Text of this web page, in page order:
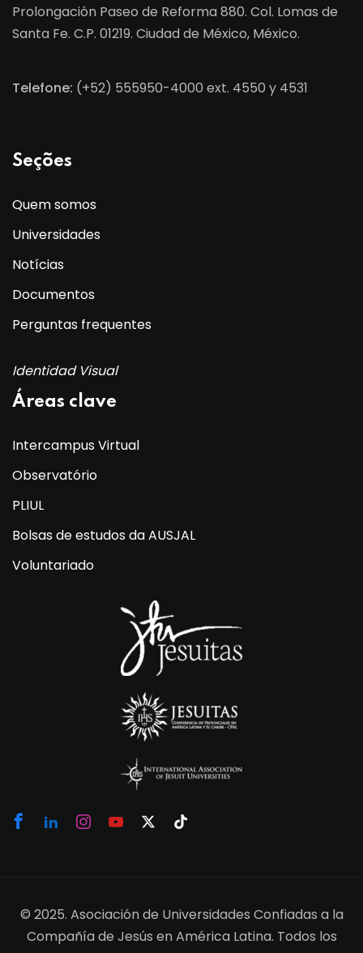
Prolongación Paseo de Reforma 880. Col. Lomas de
Santa Fe. C.P. 01219. Ciudad de México, México.
Telefone: (+52) 555950-4000 ext. 4550 y 4531
Seções
Quem somos
Universidades
Notícias
Documentos
Perguntas frequentes
Identidad Visual
Áreas clave
Intercampus Virtual
Observatório
PLIUL
Bolsas de estudos da AUSJAL
Voluntariado
© 2025. Asociación de Universidades Confiadas a la
Compañía de Jesús en América Latina. Todos los